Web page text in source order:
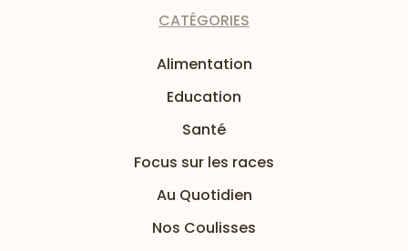
CATÉGORIES
Alimentation
Education
Santé
Focus sur les races
Au Quotidien
Nos Coulisses